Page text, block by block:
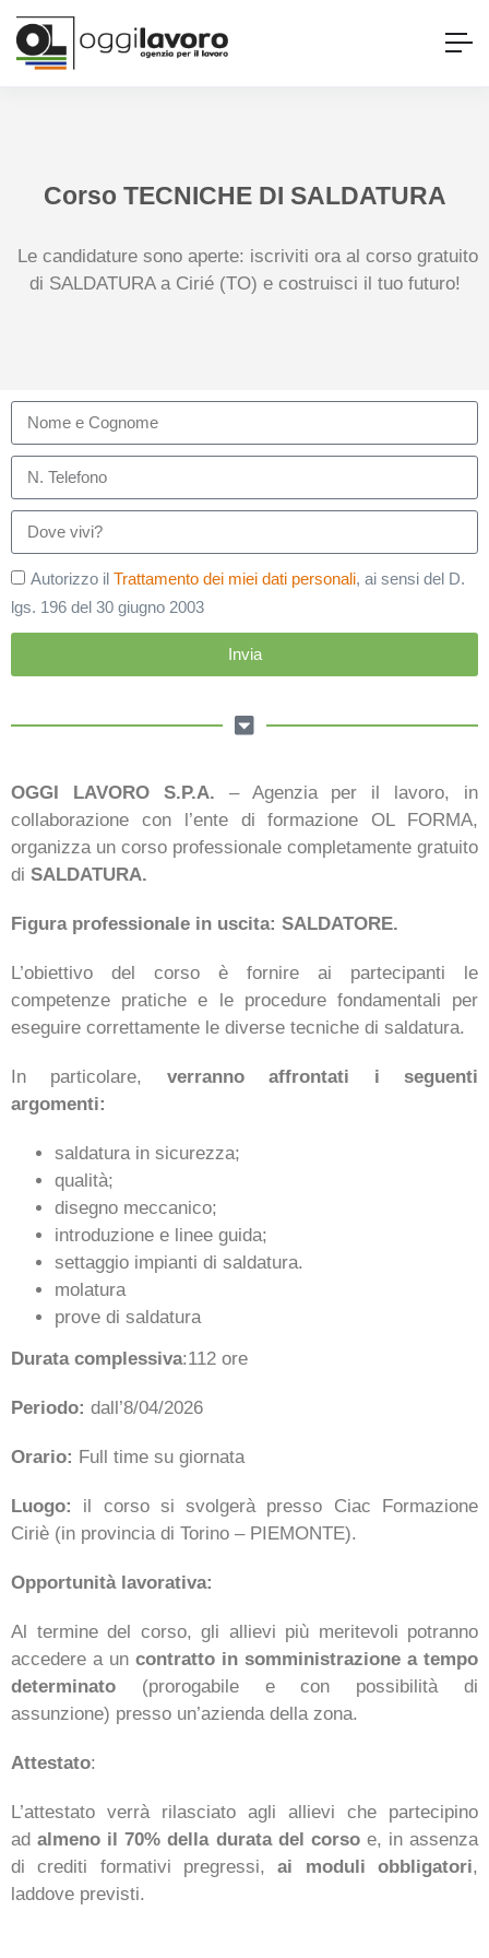
Corso TECNICHE DI SALDATURA
Le candidature sono aperte: iscriviti ora al corso gratuito
di SALDATURA a Cirié (TO) e costruisci il tuo futuro!
Autorizzo il Trattamento dei miei dati personali, ai sensi del D.
lgs. 196 del 30 giugno 2003
Invia
OGGI LAVORO S.P.A. – Agenzia per il lavoro, in
collaborazione con l’ente di formazione OL FORMA,
organizza un corso professionale completamente gratuito
di SALDATURA.
Figura professionale in uscita: SALDATORE.
L’obiettivo del corso è fornire ai partecipanti le
competenze pratiche e le procedure fondamentali per
eseguire correttamente le diverse tecniche di saldatura.
In particolare, verranno affrontati i seguenti
argomenti:
saldatura in sicurezza;
qualità;
disegno meccanico;
introduzione e linee guida;
settaggio impianti di saldatura.
molatura
prove di saldatura
Durata complessiva:112 ore
Periodo: dall’8/04/2026
Orario: Full time su giornata
Luogo: il corso si svolgerà presso Ciac Formazione
Ciriè (in provincia di Torino – PIEMONTE).
Opportunità lavorativa:
Al termine del corso, gli allievi più meritevoli potranno
accedere a un contratto in somministrazione a tempo
determinato (prorogabile e con possibilità di
assunzione) presso un’azienda della zona.
Attestato:
L’attestato verrà rilasciato agli allievi che partecipino
ad almeno il 70% della durata del corso e, in assenza
di crediti formativi pregressi, ai moduli obbligatori,
laddove previsti.